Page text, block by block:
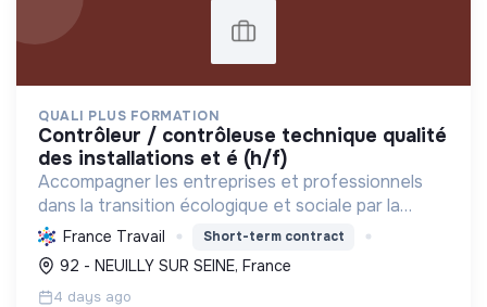
QUALI PLUS FORMATION
contrôleur / contrôleuse technique qualité
des installations et é (h/f)
Accompagner les entreprises et professionnels
dans la transition écologique et sociale par la
formation et le conseil. Contribuer à la
décarbonation industrielle et à la conformité
environnementale.
France Travail Short-term contract
92 - NEUILLY SUR SEINE, France
4 days ago